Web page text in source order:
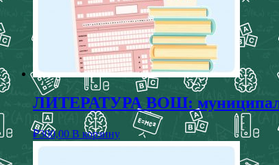
ЛИТЕРАТУРА ВОШ:
₽300,00 В корзину